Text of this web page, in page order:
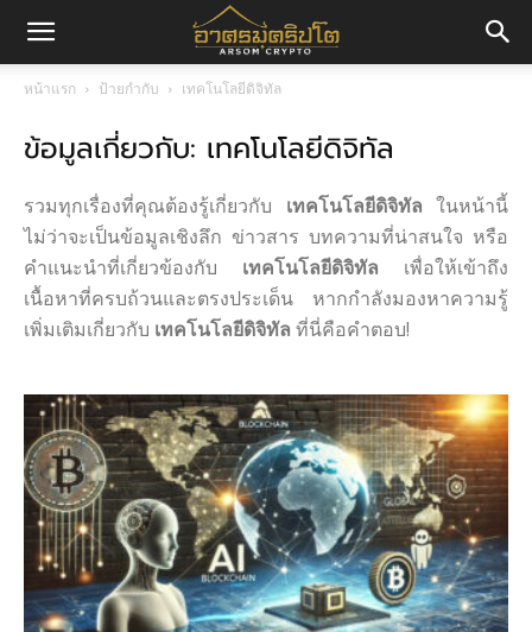
มค
ปโต
หน้าแรก ป้ายกำกับ เทคโนโลยีดิจิทัล
ข้อมูลเกี่ยวกับ: เทคโนโลยีดิจิทัล
รวมทุกเรื่องที่คุณต้องรู้เกี่ยวกับ เทคโนโลยีดิจิทัล ในหน้านี้
ไม่ว่าจะเป็นข้อมูลเชิงลึก ข่าวสาร บทความที่น่าสนใจ หรือ
คำแนะนำที่เกี่ยวข้องกับ เทคโนโลยีดิจิทัล เพื่อให้เข้าถึง
เนื้อหาที่ครบถ้วนและตรงประเด็น หากกำลังมองหาความรู้
เพิ่มเติมเกี่ยวกับ เทคโนโลยีดิจิทัล ที่นี่คือคำตอบ!